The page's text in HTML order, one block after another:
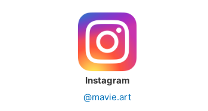
Instagram
@mavie.art